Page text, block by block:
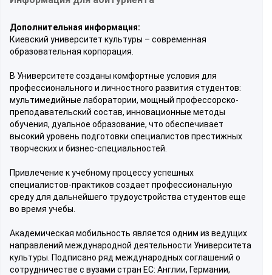
Дополнительная информация:
Киевский университет культуры – современная
образовательная корпорация.
В Университете созданы комфортные условия для
профессионального и личностного развития студентов:
мультимедийные лаборатории, мощный профессорско-
преподавательский состав, инновационные методы
обучения, дуальное образование, что обеспечивает
высокий уровень подготовки специалистов престижных
творческих и бизнес-специальностей.
Привлечение к учебному процессу успешных
специалистов-практиков создает профессиональную
среду для дальнейшего трудоустройства студентов еще
во время учебы.
Академическая мобильность является одним из ведущих
направлений международной деятельности Университета
культуры. Подписано ряд международных соглашений о
сотрудничестве с вузами стран ЕС: Англии, Германии,